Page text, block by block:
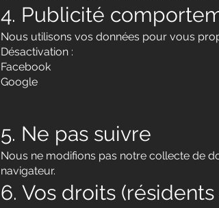
4. Publicité
Nous utilisons vos données pour vous
Désactivation :
Facebook
Google
5. Ne pas suivre
Nous ne modifions pas notre collecte de
navigateur.
6. Vos droits